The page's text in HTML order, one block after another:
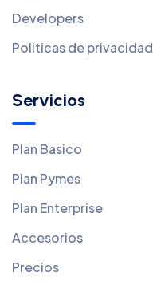
Developers
Politicas de privacidad
Servicios
Plan Basico
Plan Pymes
Plan Enterprise
Accesorios
Precios